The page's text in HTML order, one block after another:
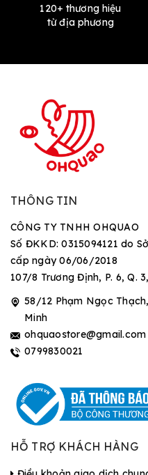
120+ thương hiệu
từ địa phương
THÔNG TIN
CÔNG TY TNHH OHQUAO
Số ĐKKD: 0315094121 do
cấp ngày 06/06/2018
107/8 Trương Định, P. 6, Q.
58/12 Phạm Ngọc
Minh
ohquaostore@gmail.com
0799830021
HỖ TRỢ KHÁCH HÀNG